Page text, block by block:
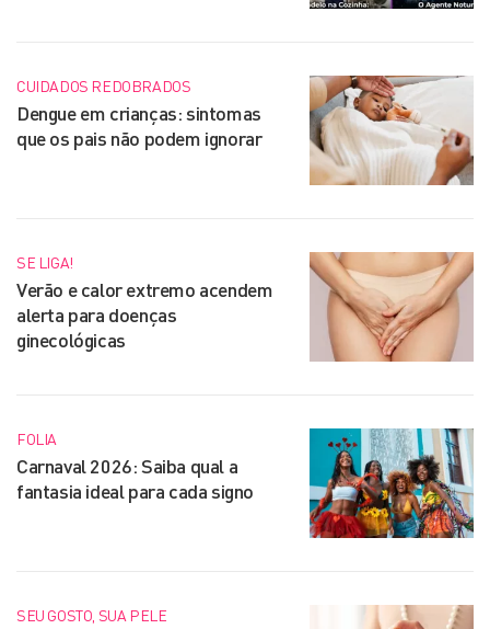
CUIDADOS REDOBRADOS
Dengue em crianças: sintomas
que os pais não podem ignorar
SE LIGA!
Verão e calor extremo acendem
alerta para doenças
ginecológicas
FOLIA
Carnaval 2026: Saiba qual a
fantasia ideal para cada signo
SEU GOSTO, SUA PELE